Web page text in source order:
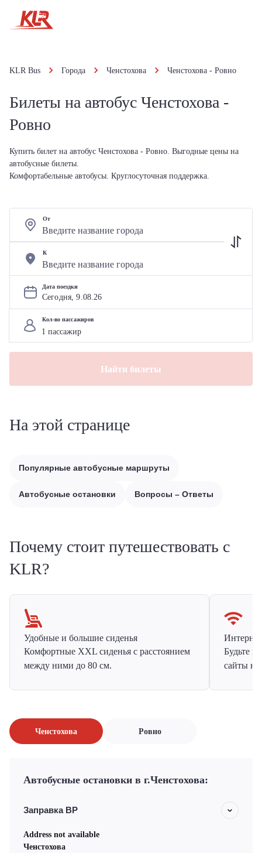
KLR Bus Города Ченстохова Ченстохова - Ровно
Билеты на автобус Ченстохова -
Ровно
Купить билет на автобус Ченстохова - Ровно. Выгодные цены на
автобусные билеты.
Комфортабельные автобусы. Круглосуточная поддержка.
От
К
Дата поездки
Сегодня, 9.08.26
Кол-во пассажиров
Найти билеты
На этой странице
Популярные автобусные маршруты
Автобусные остановки Вопросы – Ответы
Почему стоит путешествовать с
KLR?
Удобные и большие сиденья
Комфортные XXL сиденья с расстоянием
между ними до 80 см.
Будьте
сайты на
Ченстохова Ровно
Автобусные остановки в г.Ченстохова:
Заправка ВР
Address not available
Ченстохова